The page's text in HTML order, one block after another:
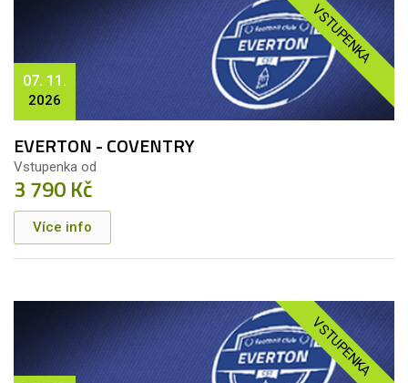
VSTUPENKA
07. 11.
2026
EVERTON - COVENTRY
Vstupenka od
3 790 Kč
Více info
VSTUPENKA